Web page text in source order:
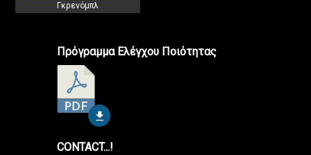
Γκρενόμπλ
Πρόγραμμα Ελέγχου Ποιότητας
CONTACT...!